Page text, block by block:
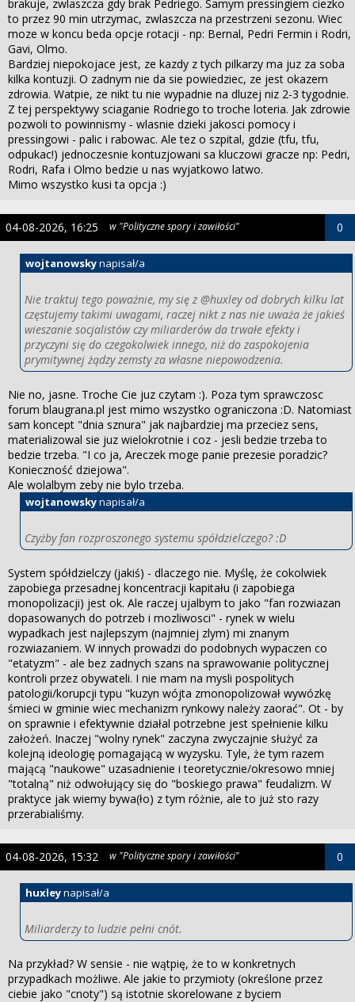
brakuje, zwlaszcza gdy brak Pedriego. Samym pressingiem ciezko
to przez 90 min utrzymac, zwlaszcza na przestrzeni sezonu. Wiec
moze w koncu beda opcje rotacji - np: Bernal, Pedri Fermin i Rodri,
Gavi, Olmo.
Bardziej niepokojace jest, ze kazdy z tych pilkarzy ma juz za soba
kilka kontuzji. O zadnym nie da sie powiedziec, ze jest okazem
zdrowia. Watpie, ze nikt tu nie wypadnie na dluzej niz 2-3 tygodnie.
Z tej perspektywy sciaganie Rodriego to troche loteria. Jak zdrowie
pozwoli to powinnismy - wlasnie dzieki jakosci pomocy i
pressingowi - palic i rabowac. Ale tez o szpital, gdzie (tfu, tfu,
odpukac!) jednoczesnie kontuzjowani sa kluczowi gracze np: Pedri,
Rodri, Rafa i Olmo bedzie u nas wyjatkowo latwo.
Mimo wszystko kusi ta opcja :)
wojtanowskynapisał/a
Nie traktuj tego poważnie, my się z @huxley od dobrych kilku lat
częstujemy takimi uwagami, raczej nikt z nas nie uważa że jakieś
wieszanie socjalistów czy miliarderów da trwałe efekty i
przyczyni się do czegokolwiek innego, niż do zaspokojenia
prymitywnej żądzy zemsty za własne niepowodzenia.
Nie no, jasne. Troche Cie juz czytam :). Poza tym sprawczosc
forum blaugrana.pl jest mimo wszystko ograniczona :D. Natomiast
sam koncept "dnia sznura" jak najbardziej ma przeciez sens,
materializowal sie juz wielokrotnie i coz - jesli bedzie trzeba to
bedzie trzeba. "I co ja, Areczek moge panie prezesie poradzic?
Konieczność dziejowa".
Ale wolalbym zeby nie bylo trzeba.
wojtanowskynapisał/a
Czyżby fan rozproszonego systemu spółdzielczego? :D
System spółdzielczy (jakiś) - dlaczego nie. Myślę, że cokolwiek
zapobiega przesadnej koncentracji kapitału (i zapobiega
monopolizacji) jest ok. Ale raczej ujalbym to jako "fan rozwiazan
dopasowanych do potrzeb i mozliwosci" - rynek w wielu
wypadkach jest najlepszym (najmniej zlym) mi znanym
rozwiazaniem. W innych prowadzi do podobnych wypaczen co
"etatyzm" - ale bez zadnych szans na sprawowanie politycznej
kontroli przez obywateli. I nie mam na mysli pospolitych
patologii/korupcji typu "kuzyn wójta zmonopolizował wywózkę
śmieci w gminie wiec mechanizm rynkowy należy zaorać". Ot - by
on sprawnie i efektywnie działal potrzebne jest spełnienie kilku
założeń. Inaczej "wolny rynek" zaczyna zwyczajnie służyć za
kolejną ideologię pomagającą w wyzysku. Tyle, że tym razem
mającą "naukowe" uzasadnienie i teoretycznie/okresowo mniej
"totalną" niż odwołujący się do "boskiego prawa" feudalizm. W
praktyce jak wiemy bywa(ło) z tym różnie, ale to już sto razy
przerabialiśmy.
04-08-2026, 16:25 w "Polityczne spory i zawiłości" 0
huxleynapisał/a
Miliarderzy to ludzie pełni cnót.
Na przykład? W sensie - nie wątpię, że to w konkretnych
przypadkach możliwe. Ale jakie to przymioty (określone przez
ciebie jako "cnoty") są istotnie skorelowane z byciem
04-08-2026, 15:32 w "Polityczne spory i zawiłości" 0